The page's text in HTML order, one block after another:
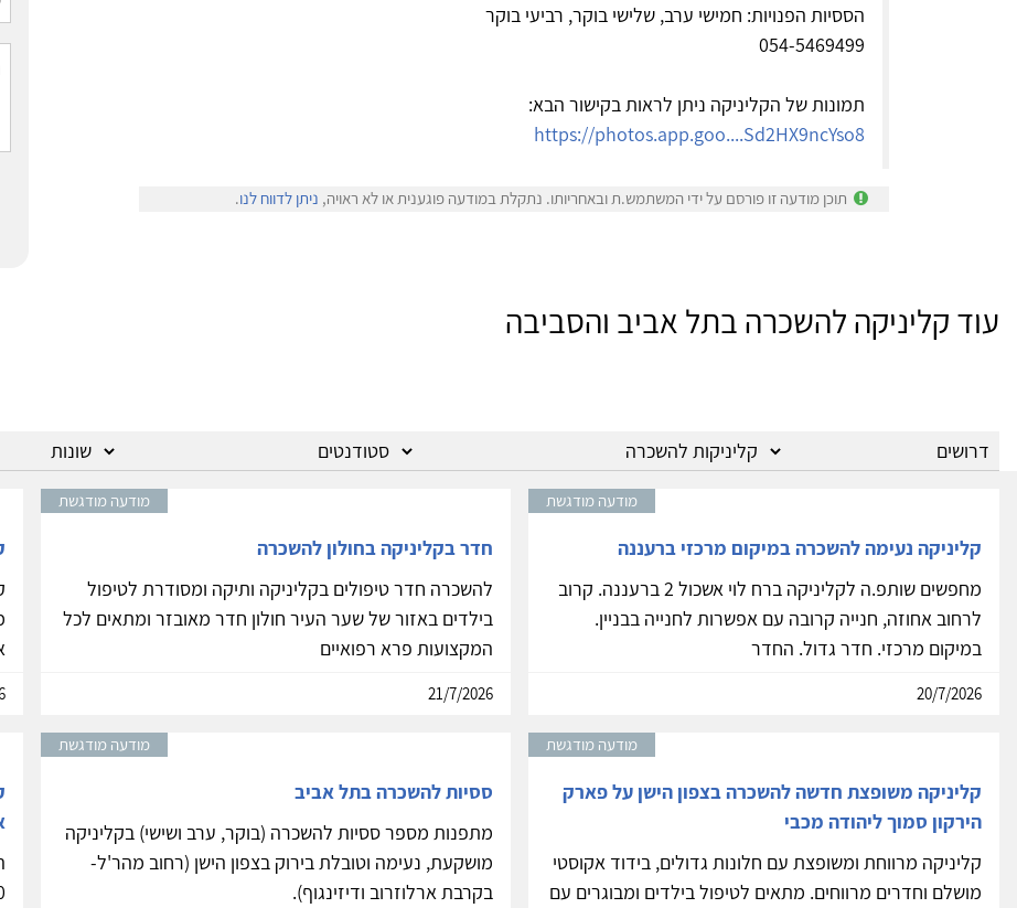
הססיות הפנויות: חמישי ערב, שלישי בוקר, רביעי בוקר
054-5469499
תמונות של הקליניקה ניתן לראות בקישור הבא:
https://photos.app.goo....Sd2HX9ncYso8
תוכן מודעה זו פורסם על ידי המשתמש.ת ובאחריותו. נתקלת במודעה פוגענית או לא ראויה, ניתן לדווח לנו.
עוד קליניקה להשכרה בתל אביב והסביבה
מודעה מודגשת
קליניקה נעימה להשכרה במיקום מרכזי ברעננה
מחפשים שותפ.ה לקליניקה ברח לוי אשכול 2 ברעננה. קרוב
לרחוב אחוזה, חנייה קרובה עם אפשרות לחנייה בבניין.
במיקום מרכזי. חדר גדול. החדר
20/7/2026
מודעה מודגשת
חדר בקליניקה בחולון להשכרה
להשכרה חדר טיפולים בקליניקה ותיקה ומסודרת לטיפול
בילדים באזור של שער העיר חולון חדר מאובזר ומתאים לכל
המקצועות פרא רפואיים
21/7/2026
מודעה מודגשת
קליניקה משופצת חדשה להשכרה בצפון הישן על פארק
הירקון סמוך ליהודה מכבי
קליניקה מרווחת ומשופצת עם חלונות גדולים, בידוד אקוסטי
מושלם וחדרים מרווחים. מתאים לטיפול בילדים ומבוגרים עם
מודעה מודגשת
ססיות להשכרה בתל אביב
מתפנות מספר ססיות להשכרה (בוקר, ערב ושישי) בקליניקה
מושקעת, נעימה וטובלת בירוק בצפון הישן (רחוב מהר'ל-
בקרבת ארלוזרוב ודיזינגוף).